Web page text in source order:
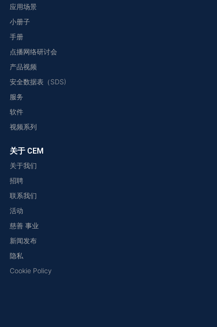
应用场景
小册子
手册
点播网络研讨会
产品视频
安全数据表（SDS)
服务
软件
视频系列
关于 CEM
关于我们
招聘
联系我们
活动
慈善 事业
新闻发布
隐私
Cookie Policy